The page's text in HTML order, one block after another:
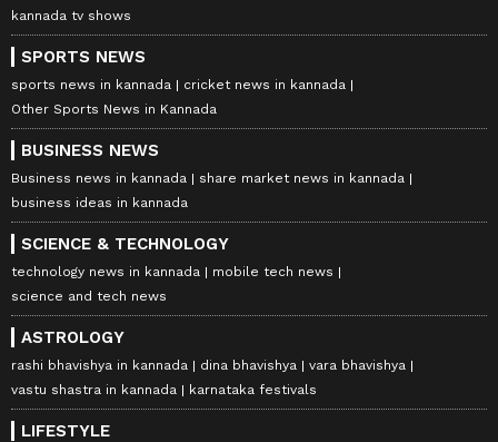
kannada tv shows
SPORTS NEWS
sports news in kannada
cricket news in kannada
Other Sports News in Kannada
BUSINESS NEWS
Business news in kannada
share market news in kannada
business ideas in kannada
SCIENCE & TECHNOLOGY
technology news in kannada
mobile tech news
science and tech news
ASTROLOGY
rashi bhavishya in kannada dina bhavishya
vara bhavishya
vastu shastra in kannada
karnataka festivals
LIFESTYLE